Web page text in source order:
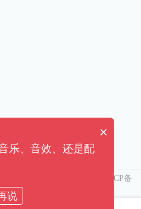
京ICP备
号-3
×
乐、音效、还是配
说